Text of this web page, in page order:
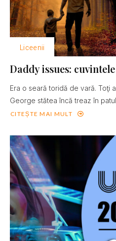
Liceenii
Daddy issues:
Era o seară toridă de vară. Toţi
George stătea încă treaz în
CITEȘTE MAI MULT